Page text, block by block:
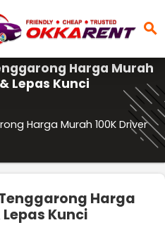
search
Harga Murah
Lepas Kunci
Harga Murah 100K Driver
Harga
Kunci